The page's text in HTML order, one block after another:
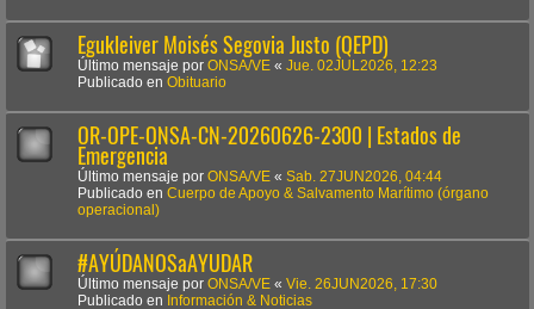
Egukleiver Moisés Segovia Justo (QEPD)
Último mensaje por ONSA/VE « Jue. 02JUL2026, 12:23
Publicado en Obituario
OR-OPE-ONSA-CN-20260626-2300 | Estados de
Emergencia
Último mensaje por ONSA/VE « Sab. 27JUN2026, 04:44
Publicado en Cuerpo de Apoyo & Salvamento Marítimo (órgano
operacional)
#AYÚDANOSaAYUDAR
Último mensaje por ONSA/VE « Vie. 26JUN2026, 17:30
Publicado en Información & Noticias